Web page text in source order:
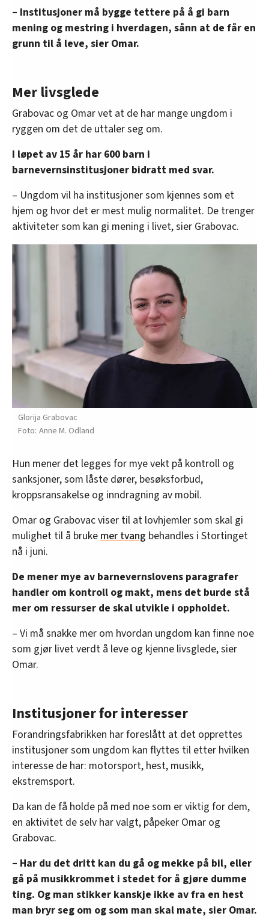
– Institusjoner må bygge tettere på å gi barn
mening og mestring i hverdagen, sånn at de får en
grunn til å leve, sier Omar.
Mer livsglede
Grabovac og Omar vet at de har mange ungdom i
ryggen om det de uttaler seg om.
I løpet av 15 år har 600 barn i
barnevernsinstitusjoner bidratt med svar.
– Ungdom vil ha institusjoner som kjennes som et
hjem og hvor det er mest mulig normalitet. De trenger
aktiviteter som kan gi mening i livet, sier Grabovac.
Glorija Grabovac
Anne M. Odland
Hun mener det legges for mye vekt på kontroll og
sanksjoner, som låste dører, besøksforbud,
kroppsransakelse og inndragning av mobil.
Omar og Grabovac viser til at lovhjemler som skal gi
mulighet til å brukemer tvang behandles i Stortinget
nå i juni.
De mener mye av barnevernslovens paragrafer
handler om kontroll og makt, mens det burde stå
mer om ressurser de skal utvikle i oppholdet.
– Vi må snakke mer om hvordan ungdom kan finne noe
som gjør livet verdt å leve og kjenne livsglede, sier
Omar.
Institusjoner for interesser
Forandringsfabrikken har foreslått at det opprettes
institusjoner som ungdom kan flyttes til etter hvilken
interesse de har: motorsport, hest, musikk,
ekstremsport.
Da kan de få holde på med noe som er viktig for dem,
en aktivitet de selv har valgt, påpeker Omar og
Grabovac.
– Har du det dritt kan du gå og mekke på bil, eller
gå på musikkrommet i stedet for å gjøre dumme
ting. Og man stikker kanskje ikke av fra en hest
man bryr seg om og som man skal mate, sier Omar.